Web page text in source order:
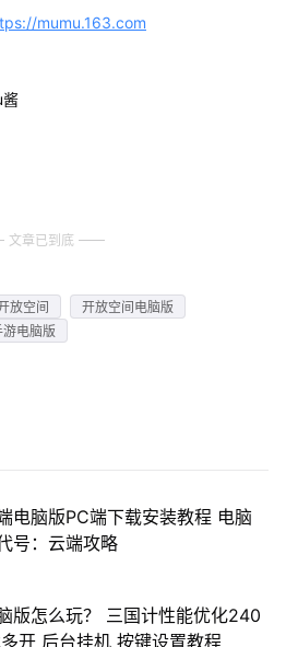
mumu.163.com
酱
文章已到底
放空间
开放空间电脑版
电脑版
电脑版PC端下载安装教程 电脑
号：云端攻略
版怎么玩？ 三国计性能优化240
开 后台挂机 按键设置教程